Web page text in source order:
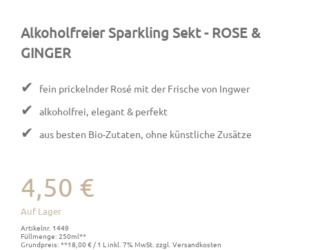
Alkoholfreier Sparkling Sekt- ROSE &
GINGER
✔ fein prickelnder Rosé mit der Frische von Ingwer
✔ alkoholfrei, elegant & perfekt
✔ aus besten Bio-Zutaten, ohne künstliche Zusätze
4,50 €
Auf Lager
Artikelnr. 1449
Füllmenge: 250ml**
Grundpreis: **18,00 € / 1 L inkl. 7% MwSt. zzgl. Versandkosten